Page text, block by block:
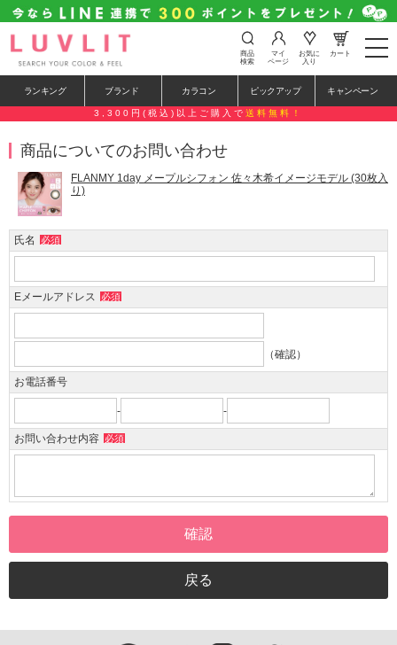
t
o
e
n
g
o
商品
検索
マイ
ページ
お気に
入り
カート
ランキング ブランド カラコン ピックアップ キャンペーン
3,300円(税込)以上ご購入で 送料無料！
商品についてのお問い合わせ
FLANMY 1day メープルシフォン 佐々木希イメージモデル (30枚入
り)
氏名 必須
Eメールアドレス 必須
（確認）
お電話番号
- -
お問い合わせ内容 必須